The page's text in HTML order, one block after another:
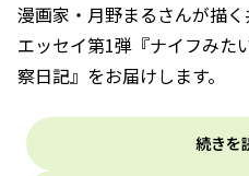
漫画家・月野まるさんが描
エッセイ第1弾『ナイフみた
察日記』をお届けします。
続きを